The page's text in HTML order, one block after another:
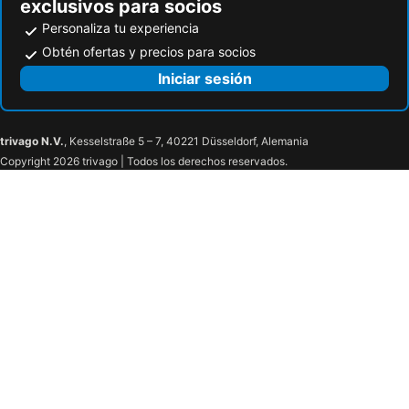
exclusivos para socios
Personaliza tu experiencia
Obtén ofertas y precios para socios
Iniciar sesión
trivago N.V., Kesselstraße 5 – 7, 40221 Düsseldorf, Alemania
Copyright 2026 trivago | Todos los derechos reservados.